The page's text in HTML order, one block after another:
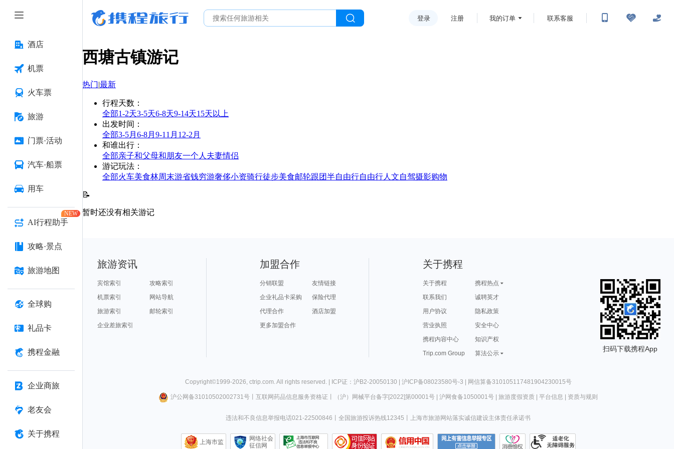
酒店
机票
火车票
旅游
门票·活动
汽车·船票
用车
AI行程助手
NEW
攻略·景点
旅游地图
全球购
礼品卡
携程金融
企业商旅
老友会
关于携程
登录 注册 我的订单 联系客服
西塘古镇游记
热门|最新
行程天数 ：
全部1-2天3-5天6-8天9-14天15天以上
出发时间 ：
全部3-5月 6-8月 9-11月 12-2月
和谁出行 ：
全部亲子和父母和朋友一个人 夫妻情侣
游记玩法 ：
全部火车美食林周末游省钱穷游奢侈小资骑行徒步美食邮轮跟团半自由行自由行人文自驾摄影购物
📝
暂时还没有相关游记
旅游资讯
宾馆索引
攻略索引
机票索引
网站导航
旅游索引
邮轮索引
企业差旅索引
加盟合作
分销联盟
友情链接
企业礼品卡采购
保险代理
代理合作
酒店加盟
更多加盟合作
关于携程
关于携程
携程热点
联系我们
诚聘英才
用户协议
隐私政策
营业执照
安全中心
携程内容中心
知识产权
Trip.com Group
算法公示
扫码下载携程App
Copyright©1999-2026, ctrip.com. All rights reserved. | ICP证：沪B2-20050130 | 沪ICP备08023580号-3 | 网信算备310105117481904230015号
沪公网备31010502002731号丨 互联网药品信息服务资格证 （沪）网械平台备字[2022]第00001号| 沪网食备1050001号| 旅游度假资质| 平台信息 资质与规则
违法和不良信息举报电话021-22500846 全国旅游投诉热线12345 上海市旅游网站落实诚信建设主体责任承诺书
上海市监
网络社会
征信网